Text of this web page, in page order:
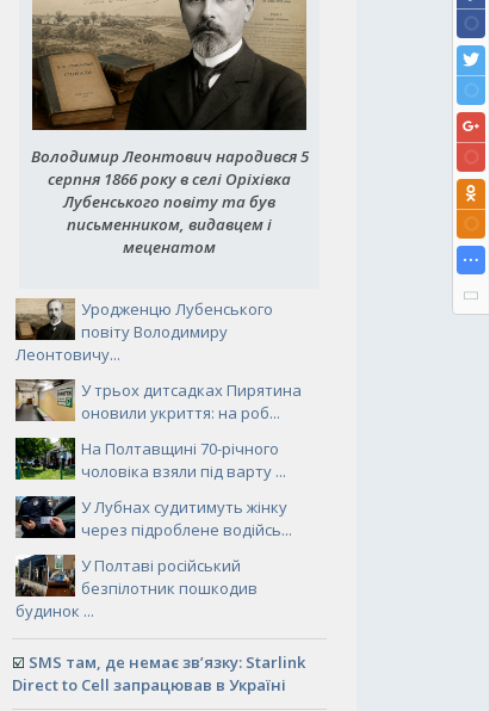
Володимир Леонтович народився 5
серпня 1866 року в селі Оріхівка
Лубенського повіту та був
письменником, видавцем і
меценатом
Уродженцю Лубенського
повіту Володимиру
Леонтовичу...
У трьох дитсадках Пирятина
оновили укриття: на роб...
На Полтавщині 70-річного
чоловіка взяли під варту ...
У Лубнах судитимуть жінку
через підроблене водійсь...
У Полтаві російський
безпілотник пошкодив
будинок ...
☑️ SMS там, де немає зв’язку: Starlink
Direct to Cell запрацював в Україні